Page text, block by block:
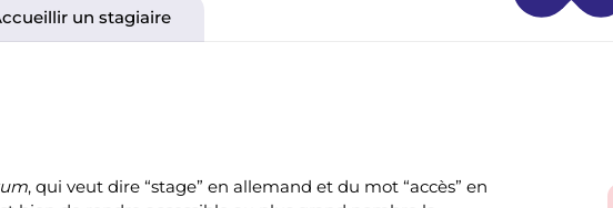
un stagiaire
, qui veut dire “stage” en allemand et du mot “accès” en